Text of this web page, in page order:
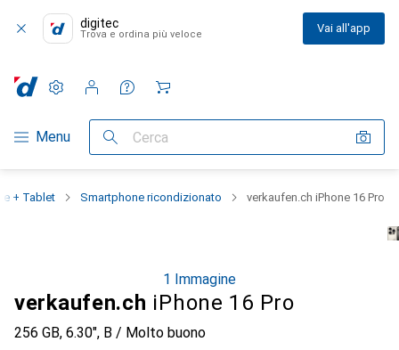
digitec
Trova e ordina più veloce Vai all'app
Categoria Navigazione
Menu Cerca
Impostazioni
Conto cliente
Liste di confronto
Liste dei desideri
Carrello
+ Tablet Smartphone ricondizionato verkaufen.ch iPhone 16 Pro
1 Immagine
verkaufen.ch iPhone 16 Pro
256 GB, 6.30", B / Molto buono